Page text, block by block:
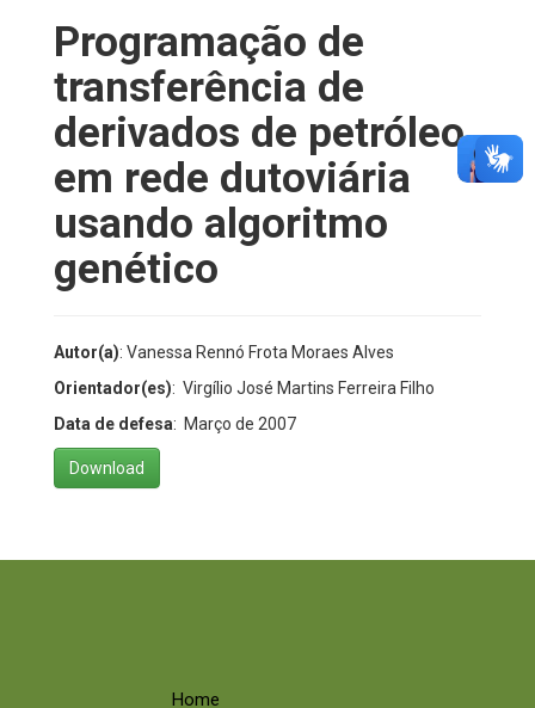
Programação de
transferência de
derivados de petróleo
em rede dutoviária
usando algoritmo
genético
Autor(a): Vanessa Rennó Frota Moraes Alves
Orientador(es): Virgílio José Martins Ferreira Filho
Data de defesa: Março de 2007
Download
Home